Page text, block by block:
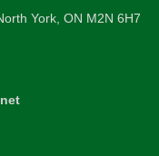
York, ON M2N 6H7